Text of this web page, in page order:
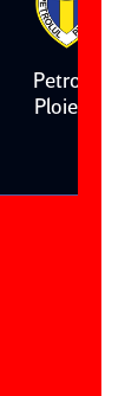
Petrolul
Ploieşti